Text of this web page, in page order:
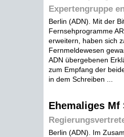
Expertengruppe
Berlin (ADN). Mit der
Fernsehprogramme
erweitern, haben sich
Fernmeldewesen
ADN übergebenen
zum Empfang der
in dem Schreiben ...
Ehemaliges Mf
Berlin (ADN). Im